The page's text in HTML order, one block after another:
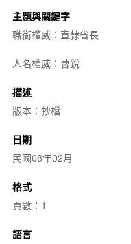
主題與關鍵字
職銜權威：直隸省長
人名權威：曹銳
描述
版本：抄檔
日期
民國08年02月
格式
頁數：1
語言